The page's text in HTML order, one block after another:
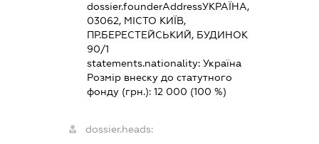
dossier.founderAddressУКРАЇНА,
03062, МІСТО КИЇВ,
ПР.БЕРЕСТЕЙСЬКИЙ, БУДИНОК
90/1
statements.nationality: Україна
Розмір внеску до статутного
фонду (грн.): 12 000 (100 %)
dossier.heads: